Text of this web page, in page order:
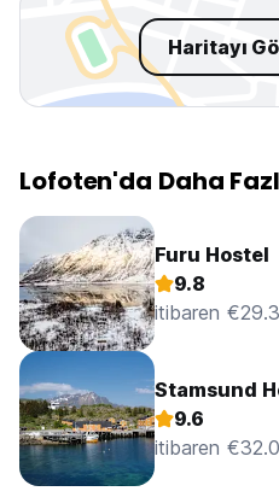
Haritayı
Lofoten'da Daha
Furu Hostel
9.8
itibaren
Stamsund
9.6
itibaren